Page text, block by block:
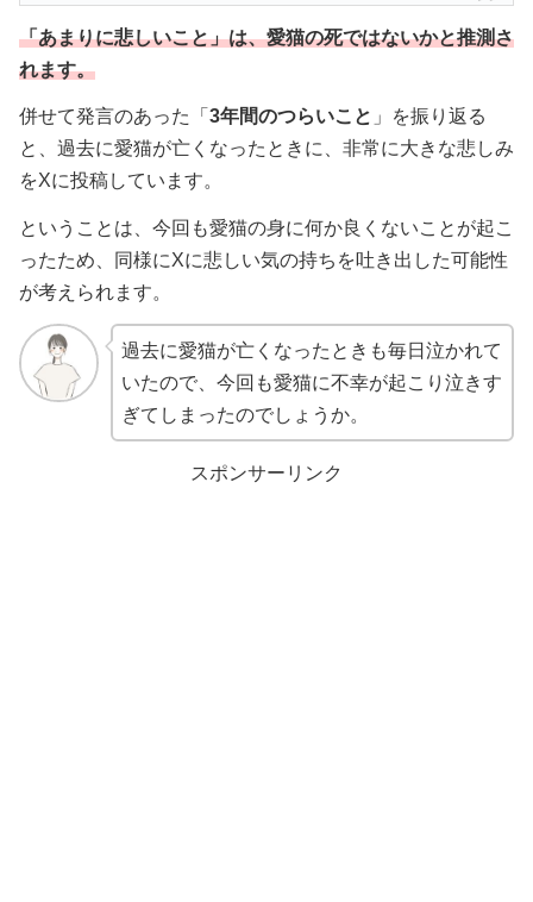
「あまりに悲しいこと」は、愛猫の死ではないかと推測さ
れます。
併せて発言のあった「 3年間のつらいこと 」を振り返る
と、過去に愛猫が亡くなったときに、非常に大きな悲しみ
をXに投稿しています。
ということは、今回も愛猫の身に何か良くないことが起こ
ったため、同様にXに悲しい気の持ちを吐き出した可能性
が考えられます。
過去に愛猫が亡くなったときも毎日泣かれて
いたので、今回も愛猫に不幸が起こり泣きす
ぎてしまったのでしょうか。
スポンサーリンク